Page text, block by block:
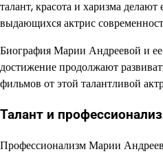
талант, красота и харизма
выдающихся актрис
Биография Марии Андреевой и
достижение продолжают
фильмов от этой талантливой
Талант и
Профессионализм Марии